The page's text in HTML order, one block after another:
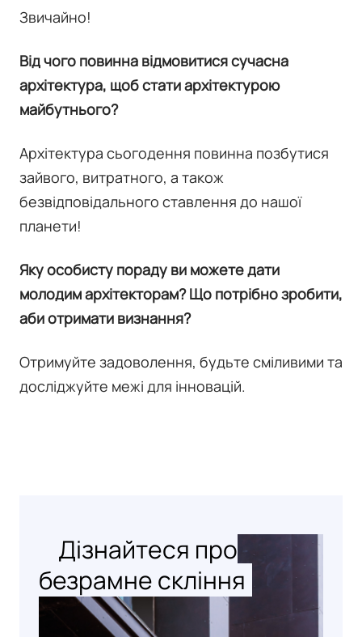
Звичайно!
Від чого повинна відмовитися сучасна
архітектура, щоб стати архітектурою
майбутнього?
Архітектура сьогодення повинна позбутися
зайвого, витратного, а також
безвідповідального ставлення до нашої
планети!
Яку особисту пораду ви можете дати
молодим архітекторам? Що потрібно зробити,
аби отримати визнання?
Отримуйте задоволення, будьте сміливими та
досліджуйте межі для інновацій.
Дізнайтеся про
безрамне скління